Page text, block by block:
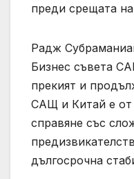
преди срещата
Радж
Бизнес съвета
прекият и
САЩ и Китай е от
справяне със
дългосрочна